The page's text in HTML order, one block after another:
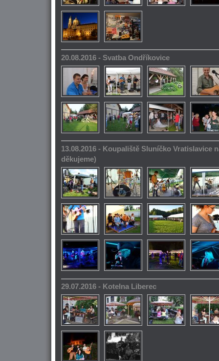
20.08.2016 - Svatba Ondříkovice
13.08.2016 - Koupaliště Sluníčko Vratislavice
děkujeme)
29.07.2016 - Kotelna Liberec